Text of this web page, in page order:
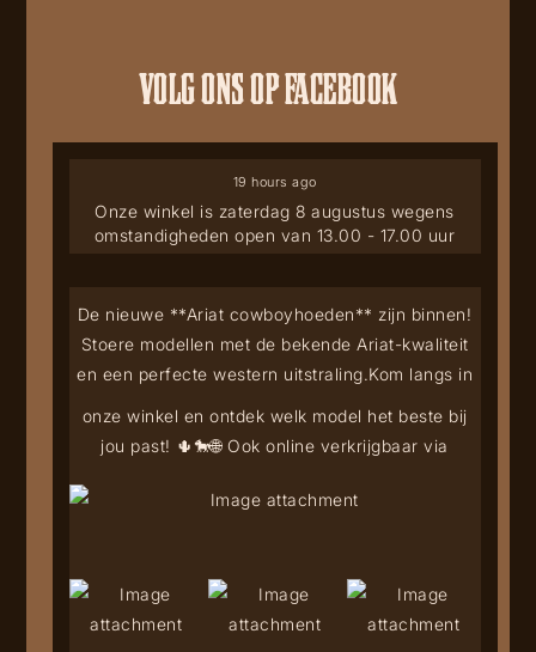
VOLG ONS OP FACEBOOK
Onze winkel is zaterdag 8 augustus wegens
omstandigheden open van 13.00 - 17.00 uur
19 hours ago
De nieuwe **Ariat cowboyhoeden** zijn binnen!
Stoere modellen met de bekende Ariat-kwaliteit
en een perfecte western uitstraling.Kom langs in
onze winkel en ontdek welk model het beste bij
jou past! 🌵🐎🌐 Ook online verkrijgbaar via